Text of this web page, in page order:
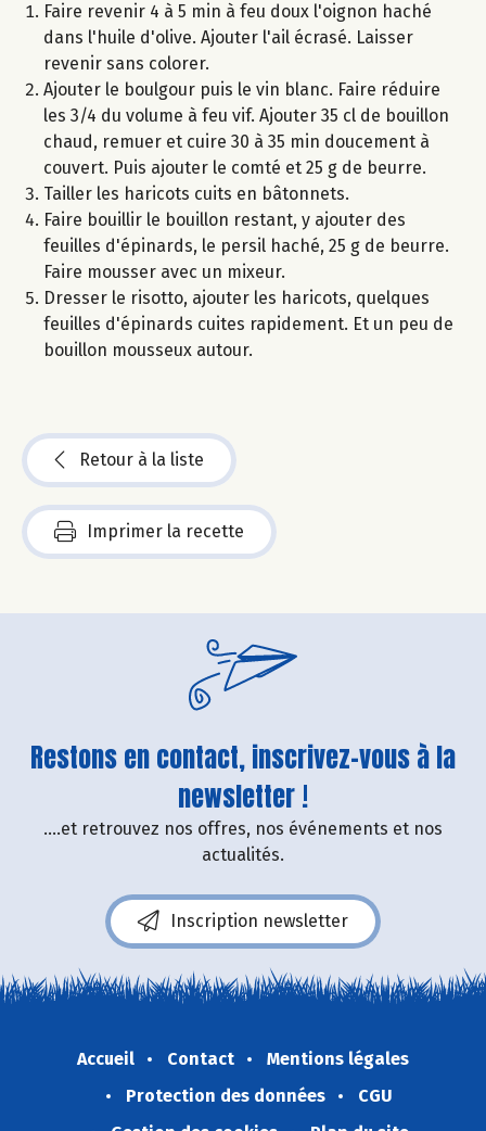
Faire revenir 4 à 5 min à feu doux l'oignon haché
dans l'huile d'olive. Ajouter l'ail écrasé. Laisser
revenir sans colorer.
Ajouter le boulgour puis le vin blanc. Faire réduire
les 3/4 du volume à feu vif. Ajouter 35 cl de bouillon
chaud, remuer et cuire 30 à 35 min doucement à
couvert. Puis ajouter le comté et 25 g de beurre.
Tailler les haricots cuits en bâtonnets.
Faire bouillir le bouillon restant, y ajouter des
feuilles d'épinards, le persil haché, 25 g de beurre.
Faire mousser avec un mixeur.
Dresser le risotto, ajouter les haricots, quelques
feuilles d'épinards cuites rapidement. Et un peu de
bouillon mousseux autour.
Retour à la liste
Imprimer la recette
Restons en contact, inscrivez-vous à la
newsletter !
....et retrouvez nos offres, nos événements et nos
actualités.
Inscription newsletter
Accueil Contact
Mentions légales
Protection des données
CGU